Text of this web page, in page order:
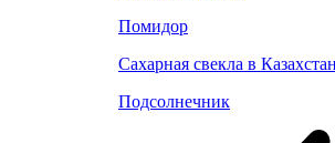
Помидор
Сахарная свекла в
Подсолнечник